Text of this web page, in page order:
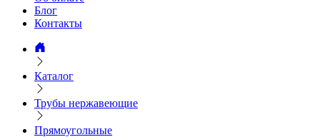
Блог
Контакты
Каталог
Трубы нержавеющие
Прямоугольные